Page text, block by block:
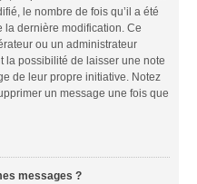
le nombre de fois qu’il a été
la dernière modification. Ce
ou un administrateur
la possibilité de laisser une note
de leur propre initiative. Notez
un message une fois que
messages ?